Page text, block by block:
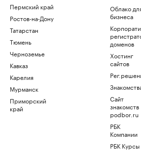
Пермский край
Ростов-на-Дону
Татарстан
Тюмень
Черноземье
Кавказ
Карелия
Мурманск
Приморский
край
Облако
бизнеса
доменов
Хостинг
сайтов
Сайт
знакомств
podbor.ru
РБК
Компании
РБК Курсы